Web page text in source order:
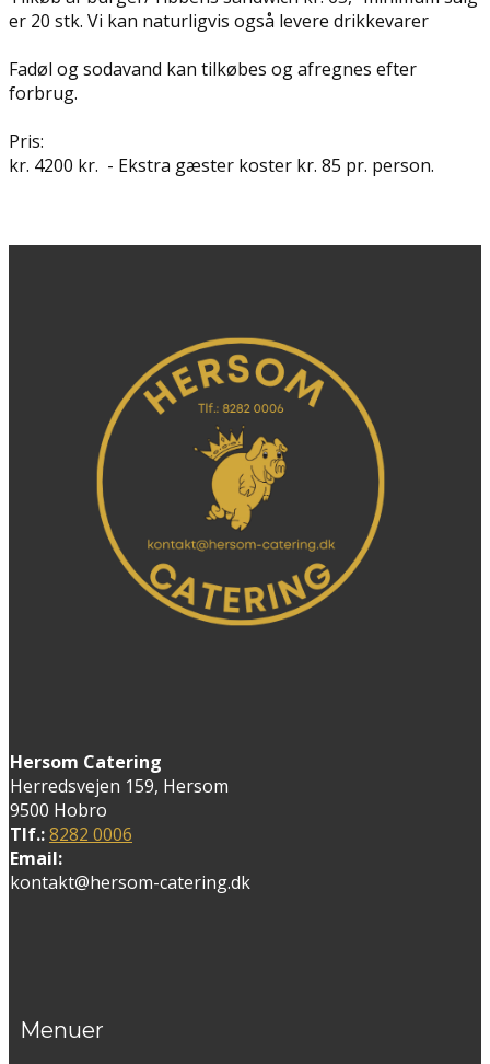
er 20 stk. Vi kan naturligvis også levere drikkevarer
Fadøl og sodavand kan tilkøbes og afregnes efter
forbrug.
Pris:
kr. 4200 kr. - Ekstra gæster koster kr. 85 pr. person.
Hersom Catering
Herredsvejen 159, Hersom
9500 Hobro
Tlf.:8282 0006
Email:
kontakt@hersom-catering.dk
Menuer